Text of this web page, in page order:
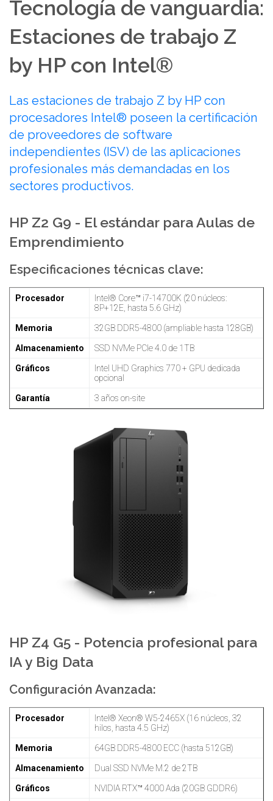
Tecnología de vanguardia:
Estaciones de trabajo Z
by HP con Intel®
Las estaciones de trabajo Z by HP con
procesadores Intel® poseen la certificación
de proveedores de software
independientes (ISV) de las aplicaciones
profesionales más demandadas en los
sectores productivos.
HP Z2 G9 - El estándar para Aulas de
Emprendimiento
Especificaciones técnicas clave:
Procesador
Intel® Core™ i7-14700K (20 núcleos:
8P+12E, hasta 5.6 GHz)
Memoria 32GB DDR5-4800 (ampliable hasta 128GB)
Almacenamiento SSD NVMe PCIe 4.0 de 1TB
Gráficos
Intel UHD Graphics 770 + GPU dedicada
opcional
Garantía 3 años on-site
HP Z4 G5 - Potencia profesional para
IA y Big Data
Configuración Avanzada:
Procesador
Intel® Xeon® W5-2465X (16 núcleos, 32
hilos, hasta 4.5 GHz)
Memoria 64GB DDR5-4800 ECC (hasta 512GB)
Almacenamiento Dual SSD NVMe M.2 de 2TB
Gráficos NVIDIA RTX™ 4000 Ada (20GB GDDR6)